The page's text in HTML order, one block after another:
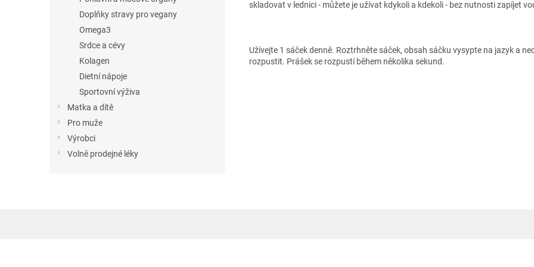
Doplňky stravy pro vegany
Omega3
Srdce a cévy
Kolagen
Dietní nápoje
Sportovní výživa
Matka a dítě
Pro muže
Výrobci
Volně prodejné léky
skladovat v lednici - můžete je užívat kdykoli a kdekoli - bez nutnosti zapíjet
Užívejte 1 sáček denně. Roztrhněte sáček, obsah sáčku vysypte na jazyk a
rozpustit. Prášek se rozpustí během několika sekund.